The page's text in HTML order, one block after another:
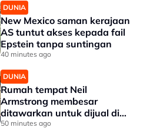
DUNIA
New Mexico saman kerajaan
AS tuntut akses kepada fail
Epstein tanpa suntingan
40 minutes ago
DUNIA
Rumah tempat Neil
Armstrong membesar
ditawarkan untuk dijual di
Ohio
50 minutes ago